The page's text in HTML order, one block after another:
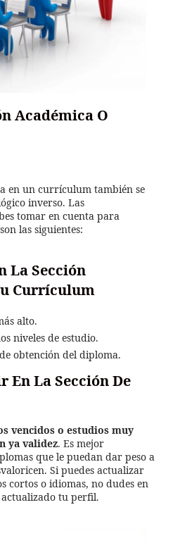
Académica O
en un currículum también se
inverso. Las
tomar en cuenta para
las siguientes:
La Sección
Currículum
alto.
niveles de estudio.
obtención del diploma.
En La Sección De
vencidos o estudios muy
ya validez. Es mejor
que le puedan dar peso a
Si puedes actualizar
cortos o idiomas, no dudes en
tu perfil.